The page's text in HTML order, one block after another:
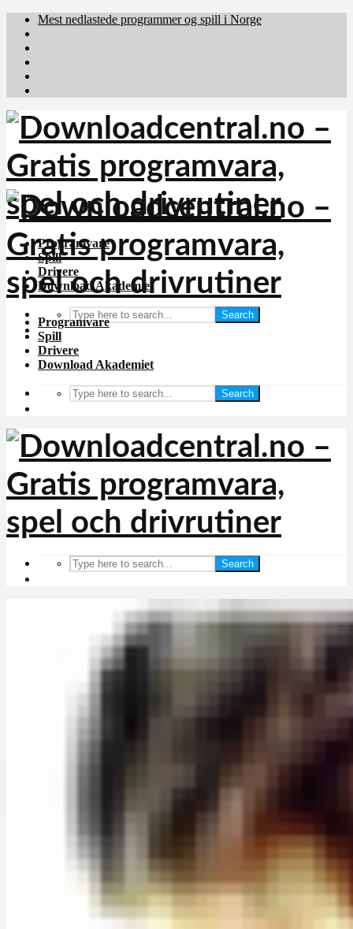
Mest nedlastede programmer og spill i Norge
Programvare
Spill
Drivere
Download Akademiet
Search
Programvare
Spill
Drivere
Download Akademiet
Search
Search